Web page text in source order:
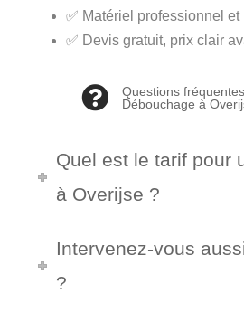
✅ Matériel professionnel
✅ Devis gratuit, prix clair
Questions
Débouchage à
Quel est le tarif pour
à Overijse ?
Intervenez-vous
?